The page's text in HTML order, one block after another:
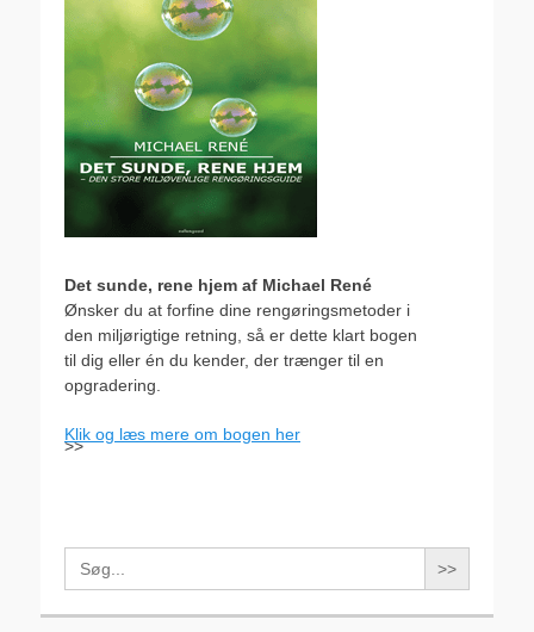
Det sunde, rene hjem af Michael René
Ønsker du at forfine dine rengøringsmetoder i
den miljørigtige retning, så er dette klart bogen
til dig eller én du kender, der trænger til en
opgradering.
Klik og læs mere om bogen her
>>
Search
for: